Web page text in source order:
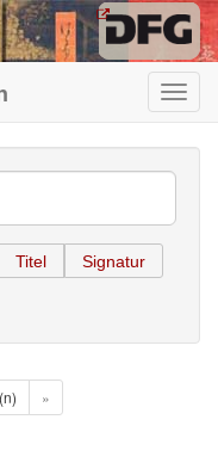
Titel Signatur
»